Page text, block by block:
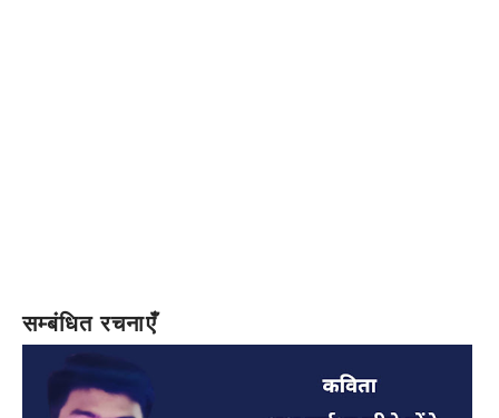
सम्बंधित रचनाएँ